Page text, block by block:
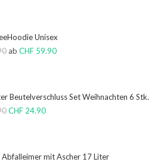
Unisex
abCHF 59.90
Beutelverschluss Set Weihnachten 6 Stk.
CHF 24.90
mit Ascher 17 Liter